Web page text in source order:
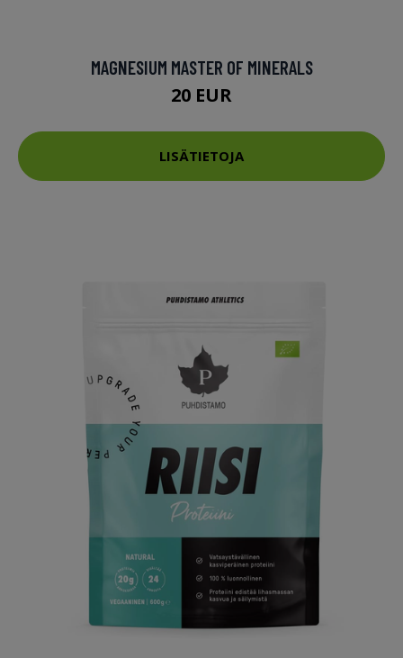
MAGNESIUM MASTER OF MINERALS
20 EUR
LISÄTIETOJA